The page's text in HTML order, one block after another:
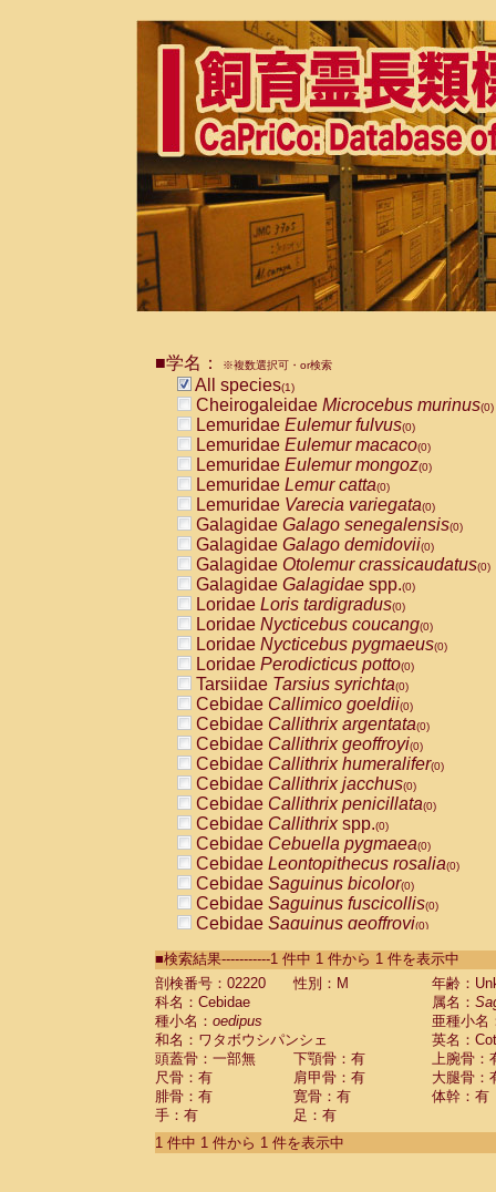
■学名： ※複数選択可・or検索
All species(1)
Cheirogaleidae Microcebus murinus(0)
Lemuridae Eulemur fulvus(0)
Lemuridae Eulemur macaco(0)
Lemuridae Eulemur mongoz(0)
Lemuridae Lemur catta(0)
Lemuridae Varecia variegata(0)
Galagidae Galago senegalensis(0)
Galagidae Galago demidovii(0)
Galagidae Otolemur crassicaudatus(0)
Galagidae Galagidae spp.(0)
Loridae Loris tardigradus(0)
Loridae Nycticebus coucang(0)
Loridae Nycticebus pygmaeus(0)
Loridae Perodicticus potto(0)
Tarsiidae Tarsius syrichta(0)
Cebidae Callimico goeldii(0)
Cebidae Callithrix argentata(0)
Cebidae Callithrix geoffroyi(0)
Cebidae Callithrix humeralifer(0)
Cebidae Callithrix jacchus(0)
Cebidae Callithrix penicillata(0)
Cebidae Callithrixspp.(0)
Cebidae Cebuella pygmaea(0)
Cebidae Leontopithecus rosalia(0)
Cebidae Saguinus bicolor(0)
Cebidae Saguinus fuscicollis(0)
Cebidae Saguinus geoffroyi(0)
CebidaeSaguinus labiatus(0)
Cebidae Saguinus leucopus (0)
Cebidae
Cebidae
CebidaeSaguinus nigricollis (0)
Cebidae Saguinus oedipus
Cebidae Saguinus weddelli
Cebidae Saguinusspp.
Cebidae Aotus trivirgatus
Cebidae Cebus albifrons
■検索結果-----------1 件中 1 件から 1 件を表示中
剖検番号：02220
性別：M
年齢：
科名：Cebidae
属名：
種小名： oedipus
亜種小名
和名：ワタボウシパンシェ
英名：
頭蓋骨：一部無
下顎骨：有
上腕骨：
尺骨：有
肩甲骨：有
大腿骨：
腓骨：有
寛骨：有
体幹：有
手：有
足：有
1 件中 1 件から 1 件を表示中